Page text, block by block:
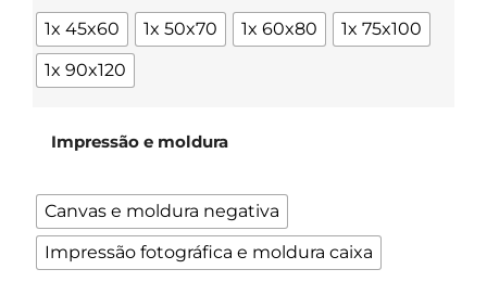
1x 45x60 1x 50x70 1x 60x80
1x 75x100
1x 90x120
Impressão e moldura
Canvas e moldura negativa
Impressão fotográfica e moldura caixa